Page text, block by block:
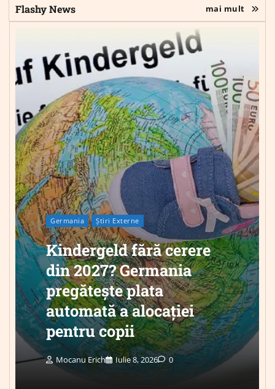
Flashy News mai mult
Germania Știri Externe
Kindergeld fără cerere
din 2027? Germania
pregătește plata
automată a alocației
pentru copii
Mocanu Erich Iulie 8, 2026 0